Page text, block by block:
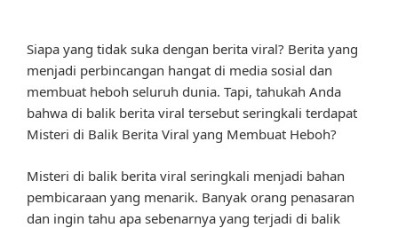
Siapa yang tidak suka dengan berita viral? Berita yang
menjadi perbincangan hangat di media sosial dan
membuat heboh seluruh dunia. Tapi, tahukah Anda
bahwa di balik berita viral tersebut seringkali terdapat
Misteri di Balik Berita Viral yang Membuat Heboh?
Misteri di balik berita viral seringkali menjadi bahan
pembicaraan yang menarik. Banyak orang penasaran
dan ingin tahu apa sebenarnya yang terjadi di balik